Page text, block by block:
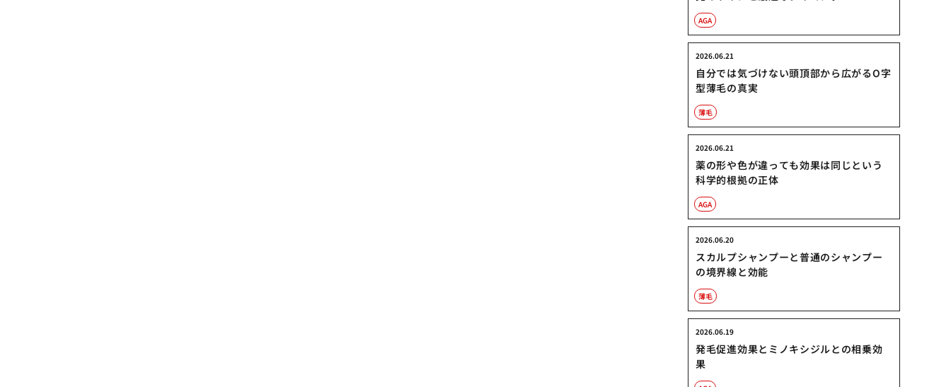
AGA
自分では気づけない頭頂部から広がるO字
型薄毛の真実
2026.06.21
薄毛
薬の形や色が違っても効果は同じという
科学的根拠の正体
2026.06.21
AGA
スカルプシャンプーと普通のシャンプー
の境界線と効能
2026.06.20
薄毛
発毛促進効果とミノキシジルとの相乗効
果
2026.06.19